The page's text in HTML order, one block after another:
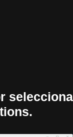
selecciona